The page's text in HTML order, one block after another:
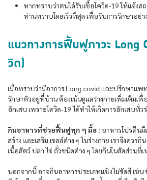
หากทราบว่าตนได้รับเชื้อโควิด-19 ให้แจ้ง
ท่านทราบโดยเร็วที่สุด เพื่อรับการรักษาอย่า
แนวทางการฟื้นฟูภาวะ Long
วิด)
เมื่อทราบว่ามีอาการ Long covid และปรึกษาแ
รักษาตัวอยู่ที่บ้าน ต้องเน้นดูแลร่างกายเพิ่มเติมเ
อักเสบ เพราะโควิด-19 ได้ทำให้เกิดการอักเสบทั่ว
กินอาหารที่ช่วยฟื้นฟูทุก ๆ มื้อ : อาหารโปรตีนมี
สร้าง และเสริม เซลล์ต่าง ๆ ในร่างกาย เราจึงควร
เนื้อสัตว์ ปลา ไข่ ถั่วชนิดต่าง ๆ โดยกินในสัดส่วนที่
นอกจากนี้ อาจกินอาหารประเภทแป้งไม่ขัดสี เช่น